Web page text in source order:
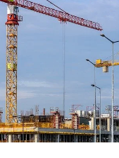
Konstruktion